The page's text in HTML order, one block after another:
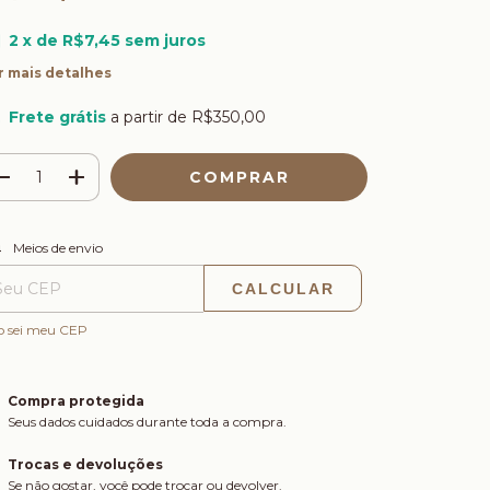
2 x de R$7,45 sem juros
mais detalhes
Frete grátis a partir de R$350,00
para o CEP:
Meios de envio
CALCULAR
sei meu CEP
Compra protegida
Seus dados cuidados durante toda a compra.
Trocas e devoluções
Se não gostar, você pode trocar ou devolver.